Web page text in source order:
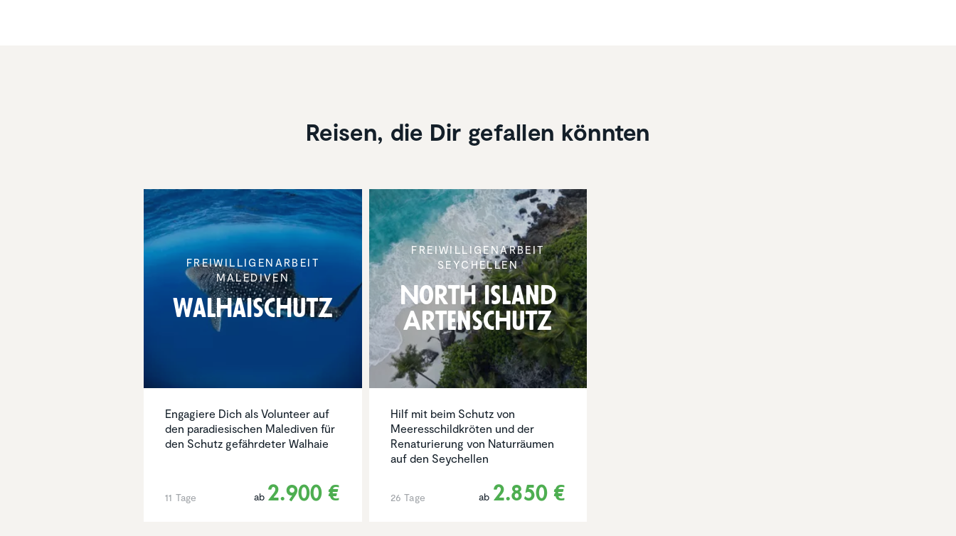
Reisen, die Dir gefallen könnten
FREIWIL­LI­GEN­AR­BEIT
MALEDIVEN
Walhai­schutz
Engagiere Dich als Volunteer auf
den paradiesischen Malediven für
den Schutz gefährdeter Walhaie
11 Tage ab 2.900 €
FREIWIL­LI­GEN­AR­BEIT
SEYCHELLEN
North Island
Arten­schutz
Hilf mit beim Schutz von
Meeresschildkröten und der
Renaturierung von Naturräumen
auf den Seychellen
26 Tage ab 2.850 €